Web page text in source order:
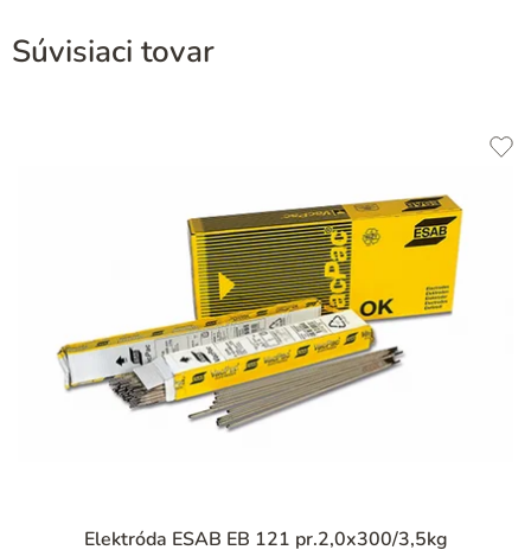
Súvisiaci tovar
Elektróda ESAB EB 121 pr.2,0x300/3,5kg